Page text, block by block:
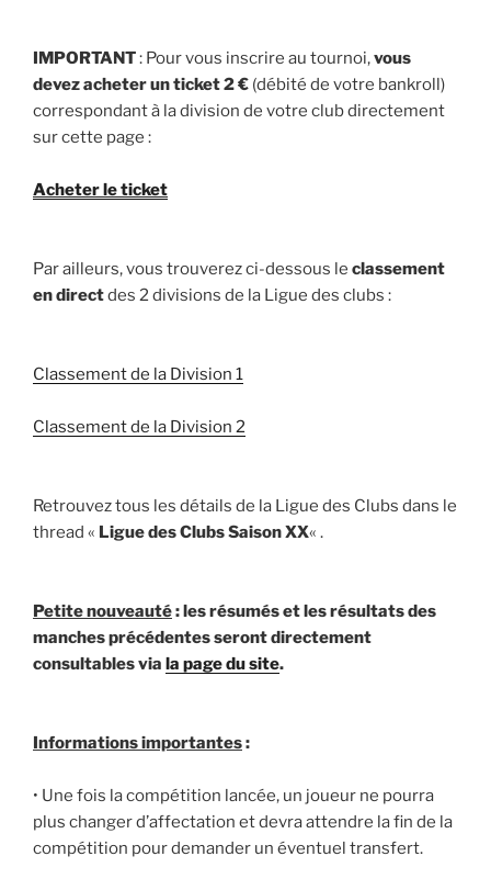
IMPORTANT: Pour vous inscrire au tournoi,vous
devez acheter un ticket 2 € (débité de votre bankroll)
correspondant à la division de votre club directement
sur cette page :
Acheter le ticket
Par ailleurs, vous trouverez ci-dessous le classement
en directdes 2 divisions de la Ligue des clubs :
Classement de la Division 1
Classement de la Division 2
Retrouvez tous les détails de la Ligue des Clubs dans le
thread « Ligue des Clubs Saison XX« .
Petite nouveauté: les résumés et les résultats des
manches précédentes seront directement
consultables via la page du site.
Informations importantes:
• Une fois la compétition lancée, un joueur ne pourra
plus changer d’affectation et devra attendre la fin de la
compétition pour demander un éventuel transfert.